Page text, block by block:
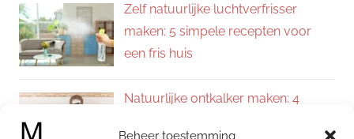
Beheer toestemming
Zelf natuurlijke luchtverfrisser
maken: 5 simpele recepten voor
een fris huis
Natuurlijke ontkalker maken: 4